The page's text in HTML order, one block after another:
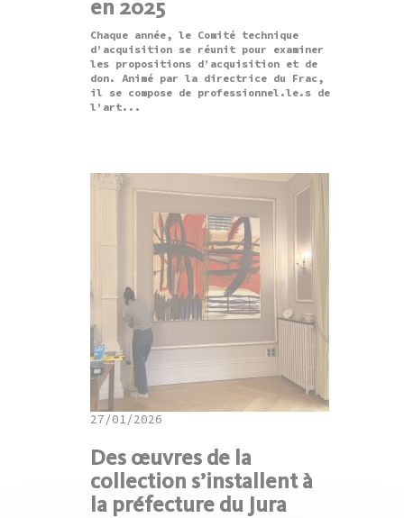
en 2025
Chaque année, le Comité technique
d’acquisition se réunit pour examiner
les propositions d’acquisition et de
don. Animé par la directrice du Frac,
il se compose de professionnel.le.s de
l’art...
27/01/2026
Des œuvres de la
collection s’installent à
la préfecture du Jura